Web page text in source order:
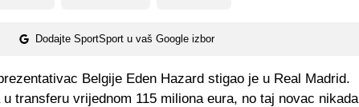
Dodajte SportSport u vaš Google izbor
Belgije Eden Hazard stigao je u Real Madrid.
transferu vrijednom 115 miliona eura, no taj novac nikada